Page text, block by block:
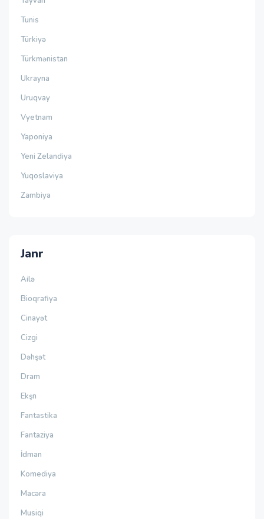
Tunis
Türkiyə
Türkmənistan
Ukrayna
Uruqvay
Vyetnam
Yaponiya
Yeni Zelandiya
Yuqoslaviya
Zambiya
Janr
Ailə
Bioqrafiya
Cinayət
Cizgi
Dəhşət
Dram
Ekşn
Fantastika
Fantaziya
İdman
Komediya
Macəra
Musiqi